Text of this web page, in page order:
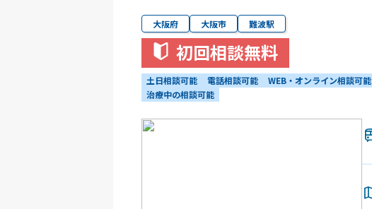
大阪府 大阪市 難波駅
初回相談無料
土日相談可能 電話相談可能 WEB・オンライン相談可能
治療中の相談可能